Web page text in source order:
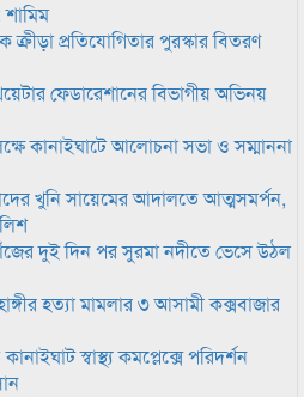
ক্রীড়া প্রতিযোগিতার পুরস্কার বিতরণ
ফেডারেশানের বিভাগীয় অভিনয়
কানাইঘাটে আলোচনা সভা ও সম্মাননা
খুনি সায়েমের আদালতে আত্মসমর্পন,
দুই দিন পর সুরমা নদীতে ভেসে উঠল
হত্যা মামলার ৩ আসামী কক্সবাজার
স্বাস্থ্য কমপ্লেক্সে পরিদর্শন